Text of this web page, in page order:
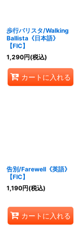
歩行バリスタ/Walking
Ballista《日本語》
【FIC】
1,290円(税込)
カートに入れる
告別/Farewell《英語》
【FIC】
1,190円(税込)
カートに入れる